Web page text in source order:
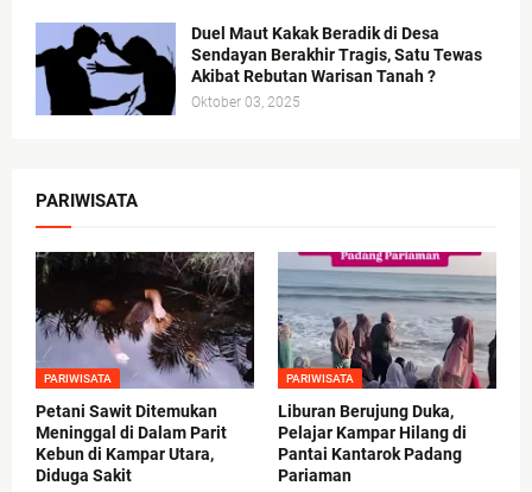
Duel Maut Kakak Beradik di Desa
Sendayan Berakhir Tragis, Satu Tewas
Akibat Rebutan Warisan Tanah ?
Oktober 03, 2025
PARIWISATA
PARIWISATA
Petani Sawit Ditemukan
Meninggal di Dalam Parit
Kebun di Kampar Utara,
Diduga Sakit
PARIWISATA
Liburan Berujung Duka,
Pelajar Kampar Hilang di
Pantai Kantarok Padang
Pariaman